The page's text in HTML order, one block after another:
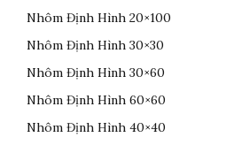
Nhôm Định Hình 20×100
Nhôm Định Hình 30×30
Nhôm Định Hình 30×60
Nhôm Định Hình 60×60
Nhôm Định Hình 40×40